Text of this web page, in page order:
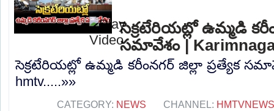
సెక్రటేరియట్లో ఉమ్మడి
సమావేశం |
సెక్రటేరియట్లో ఉమ్మడి కరీంనగర్ జిల్లా ప్రత్యేక
hmtv.....»»
CATEGORY: NEWS CHANNEL: HMTVNEWS